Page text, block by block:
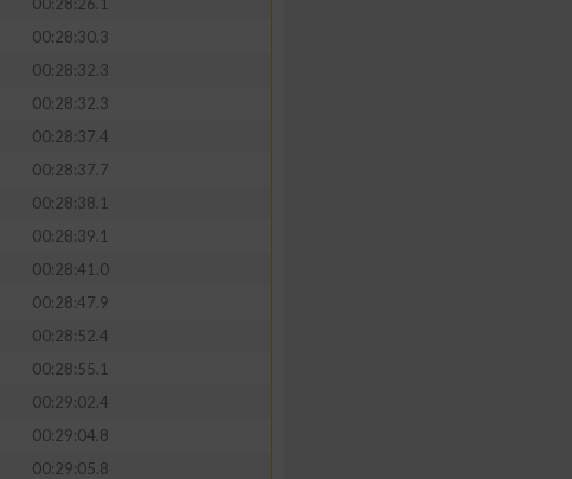
00:28:30.3
00:28:32.3
00:28:32.3
00:28:37.4
00:28:37.7
00:28:38.1
00:28:39.1
00:28:41.0
00:28:47.9
00:28:52.4
00:28:55.1
00:29:02.4
00:29:04.8
00:29:05.8